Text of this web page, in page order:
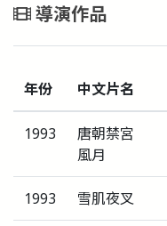
導演作品
年份 中文片名
1993
唐朝禁宮
風月
1993 雪肌夜叉